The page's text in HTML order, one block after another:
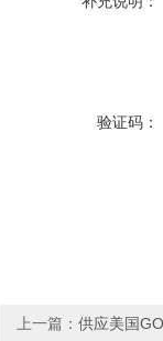
验证码：
上一篇： 供应美国